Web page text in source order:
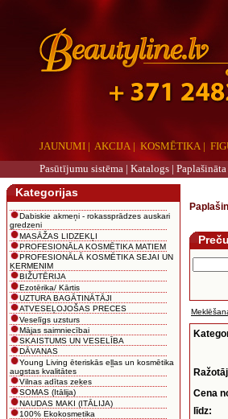
JAUNUMI | AKCIJA | KOSMĒTIKA |
Pasūtījumu sistēma | Katalogs |
Kategorijas
Dabiskie akmeņi - rokassprādzes auskari
gredzeni
MASĀŽAS LIDZEKĻI
PROFESIONĀLA KOSMĒTIKA MATIEM
PROFESIONĀLĀ KOSMĒTIKA SEJAI UN
ĶERMENIM
BIŽUTĒRIJA
Ezotērika/ Kārtis
UZTURA BAGĀTINĀTĀJI
ATVESEĻOJOŠAS PRECES
Veselīgs uzsturs
Mājas saimniecībai
SKAISTUMS UN VESELĪBA
DĀVANAS
Young Living ēteriskās eļļas un kosmētika
augstas kvalitātes
Vilnas adītas zeķes
SOMAS (Itālija)
NAUDAS MAKI (ITĀLIJA)
100% Ekokosmetika
Cena
līdz: